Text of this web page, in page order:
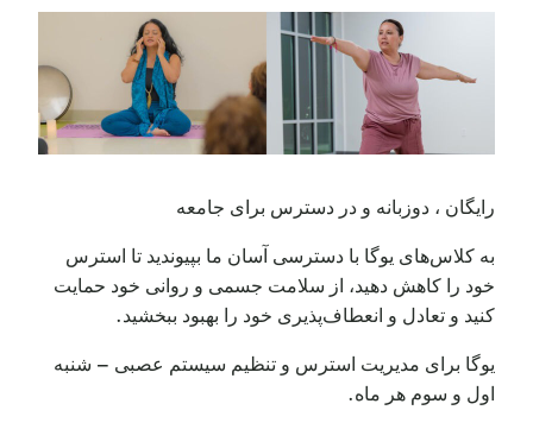
رایگان ، دوزبانه و در دسترس برای جامعه
به کلاس‌های یوگا با دسترسی آسان ما بپیوندید تا استرس
خود را کاهش دهید، از سلامت جسمی و روانی خود حمایت
کنید و تعادل و انعطاف‌پذیری خود را بهبود ببخشید.
یوگا برای مدیریت استرس و تنظیم سیستم عصبی – شنبه
اول و سوم هر ماه.